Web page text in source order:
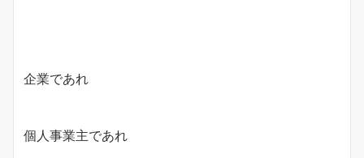
企業であれ
個人事業主であれ